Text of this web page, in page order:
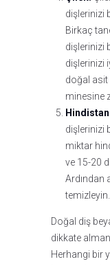
dişlerinizi
Birkaç
dişlerinizi
dişlerinizi
doğal asit
minesine
dişlerinizi
miktar
ve 15-20
Ardından
temizleyin.
Doğal diş
dikkate
Herhangi bir